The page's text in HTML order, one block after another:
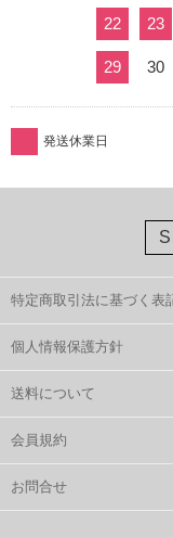
22 23
29 30
発送休業日
特定商取引法に基づく表
個人情報保護方針
送料について
会員規約
お問合せ